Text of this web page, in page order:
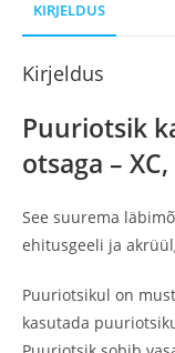
KIRJELDUS
Kirjeldus
Puuriotsik
otsaga –
See suurema
ehitusgeeli ja
Puuriotsikul on
kasutada